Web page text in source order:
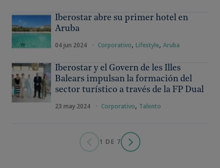
Iberostar abre su primer hotel en
Aruba
04 jun 2024 · Corporativo, Lifestyle, Aruba
Iberostar y el Govern de les Illes
Balears impulsan la formación del
sector turístico a través de la FP Dual
23 may 2024 · Corporativo, Talento
1 DE 7